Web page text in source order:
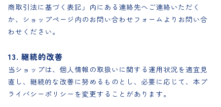
商取引法に基づく表記」内にある連絡先へご連絡いただく
か、ショップページ内のお問い合わせフォームよりお問い合
わせください。
13. 継続的改善
当ショップは、個人情報の取扱いに関する運用状況を適宜見
直し、継続的な改善に努めるものとし、必要に応じて、本プ
ライバシーポリシーを変更することがあります。